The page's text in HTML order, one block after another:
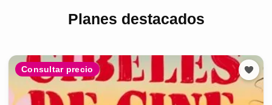
Planes destacados
Consultar precio